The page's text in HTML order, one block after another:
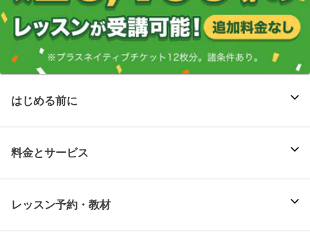
はじめる前に
料金とサービス
レッスン予約・教材